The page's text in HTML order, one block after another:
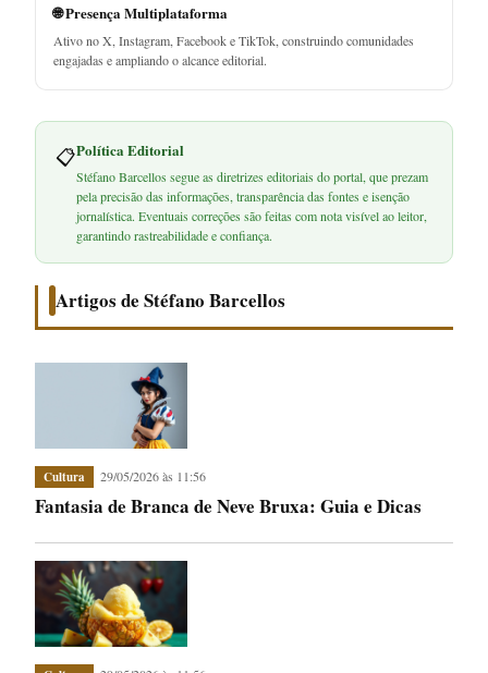
🌐 Presença Multiplataforma
Ativo no X, Instagram, Facebook e TikTok, construindo comunidades
engajadas e ampliando o alcance editorial.
📋Política Editorial
Stéfano Barcellos segue as diretrizes editoriais do portal, que prezam
pela precisão das informações, transparência das fontes e isenção
jornalística. Eventuais correções são feitas com nota visível ao leitor,
garantindo rastreabilidade e confiança.
Artigos de Stéfano Barcellos
Cultura 29/05/2026 às 11:56
Fantasia de Branca de Neve Bruxa: Guia e Dicas